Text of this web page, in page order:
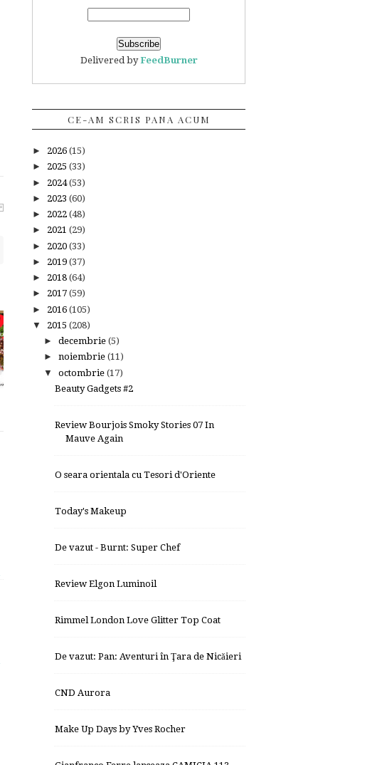
Delivered byFeedBurner
CE-AM SCRIS PANA ACUM
► 2026 (15)
► 2025 (33)
► 2024(53)
► 2023 (60)
► 2022 (48)
► 2021 (29)
► 2020 (33)
► 2019 (37)
► 2018 (64)
► 2017 (59)
► 2016 (105)
▼ 2015 (208)
► decembrie (5)
► noiembrie (11)
▼ octombrie (17)
Beauty Gadgets #2
Review Bourjois Smoky Stories 07 In
Mauve Again
O seara orientala cu Tesori d'Oriente
Today's Makeup
De vazut - Burnt: Super Chef
Review Elgon Luminoil
Rimmel London Love Glitter Top Coat
De vazut: Pan: Aventuri în Ţara de Nicăieri
CND Aurora
Make Up Days by Yves Rocher